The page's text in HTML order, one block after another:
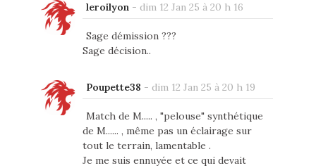
leroilyon- dim 12 Jan 25 à 20 h 16
Sage démission ???
Sage décision..
Poupette38 - dim 12 Jan 25 à 20 h 19
Match de M..... , "pelouse" synthétique
de M...... , même pas un éclairage sur
tout le terrain, lamentable .
Je me suis ennuyée et ce qui devait